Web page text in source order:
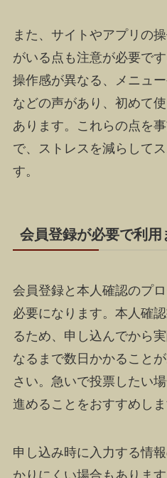
また、サイトやアプリの
がいる点も注意が必要で
操作感が異なる、メニュ
などの声があり、初めて
あります。これらの点を
で、ストレスを減らして
す。
会員登録が必要で利用
会員登録と本人確認のプ
必要になります。本人確
るため、申し込んでから
なるまで数日かかること
さい。急いで投票したい
進めることをおすすめしま
申し込み時に入力する情
かりにくい場合もありま